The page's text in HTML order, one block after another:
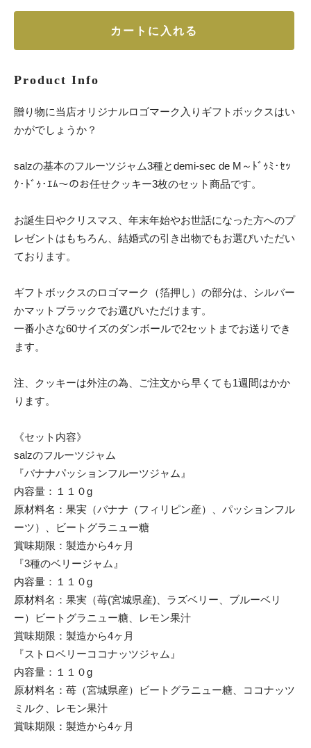
カートに入れる
Product Info
贈り物に当店オリジナルロゴマーク入りギフトボックスはい
かがでしょうか？
salzの基本のフルーツジャム3種とdemi-sec de M～ﾄﾞｩﾐ･ｾｯ
ｸ･ﾄﾞｩ･ｴﾑ～のお任せクッキー3枚のセット商品です。
お誕生日やクリスマス、年末年始やお世話になった方へのプ
レゼントはもちろん、結婚式の引き出物でもお選びいただい
ております。
ギフトボックスのロゴマーク（箔押し）の部分は、シルバー
かマットブラックでお選びいただけます。
一番小さな60サイズのダンボールで2セットまでお送りでき
ます。
注、クッキーは外注の為、ご注文から早くても1週間はかか
ります。
《セット内容》
salzのフルーツジャム
『バナナパッションフルーツジャム』
内容量：１１０g
原材料名：果実（バナナ（フィリピン産）、パッションフル
ーツ）、ビートグラニュー糖
賞味期限：製造から4ヶ月
『3種のベリージャム』
内容量：１１０g
原材料名：果実（苺(宮城県産)、ラズベリー、ブルーベリ
ー）ビートグラニュー糖、レモン果汁
賞味期限：製造から4ヶ月
『ストロベリーココナッツジャム』
内容量：１１０g
原材料名：苺（宮城県産）ビートグラニュー糖、ココナッツ
ミルク、レモン果汁
賞味期限：製造から4ヶ月